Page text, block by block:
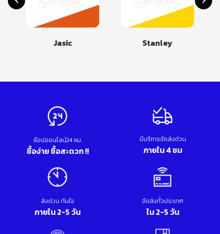
Jasic Stanley
ช้อปออนไลน์24 ชม.
ซื้อง่าย ซื้อสะดวก !!
มีบริการจัดส่งด่วน
ภายใน 4 ชม
ส่งด่วน ทันใจ
ภายใน 2-5 วัน
จัดส่งทั่วประเทศ
ใน 2-5 วัน